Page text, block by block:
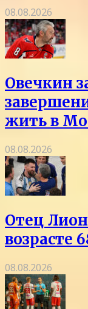
08.08.2026
Овечкин
жить в
08.08.2026
Отец
возрасте
08.08.2026